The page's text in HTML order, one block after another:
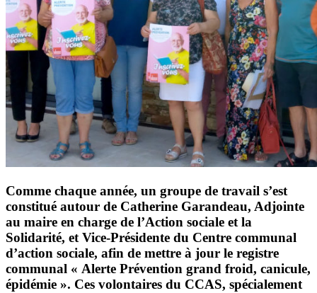
Comme chaque année, un groupe de travail s’est
constitué autour de Catherine Garandeau, Adjointe
au maire en charge de l’Action sociale et la
Solidarité, et Vice-Présidente du Centre communal
d’action sociale, afin de mettre à jour le registre
communal « Alerte Prévention grand froid, canicule,
épidémie ». Ces volontaires du CCAS, spécialement